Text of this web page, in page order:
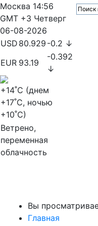
Москва 14:56
GMT +3 Четверг
06-08-2026
USD 80.929 -0.2 ↓
EUR 93.19
-0.392
↓
+14˚C (днем
+17˚C, ночью
+10˚C)
Ветрено,
переменная
облачность
Вы
Главная